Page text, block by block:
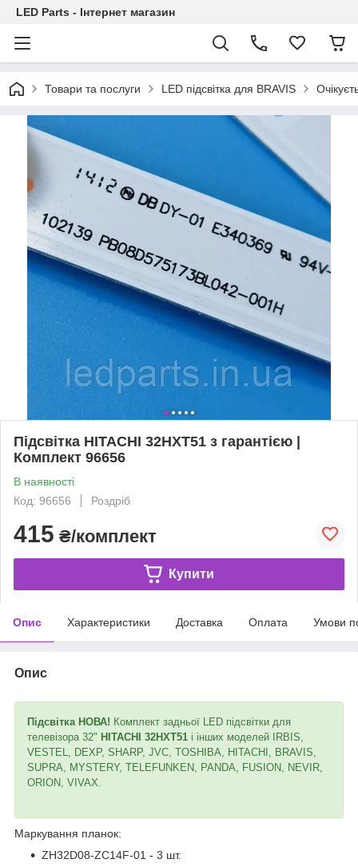
LED Parts - Інтернет магазин
Товари та послуги LED підсвітка для BRAVIS
Підсвітка HITACHI 32HXT51 з гарантією |
Комплект 96656
В наявності
Код: 96656
Роздріб
415 ₴/комплект
Купити
Опис Характеристики Доставка Оплата Умови
Опис
Підсвітка НОВА! Комплект задньої LED підсвітки для
телевізора 32" HITACHI 32HXT51 і інших моделей IRBIS,
VESTEL, DEXP, SHARP, JVC, TOSHIBA, HITACHI, BRAVIS,
SUPRA, MYSTERY, TELEFUNKEN, PANDA, FUSION, NEVIR,
ORION, VIVAX.
Маркування планок:
ZH32D08-ZC14F-01 - 3 шт.